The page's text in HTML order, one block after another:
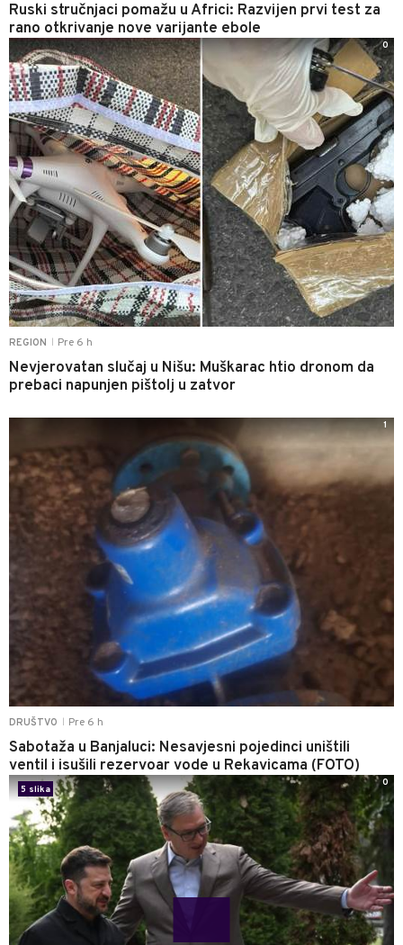
Ruski stručnjaci pomažu u Africi: Razvijen prvi test za
rano otkrivanje nove varijante ebole
REGION Pre 6 h
Nevjerovatan slučaj u Nišu: Muškarac htio dronom da
prebaci napunjen pištolj u zatvor
0
DRUŠTVO Pre 6 h
Sabotaža u Banjaluci: Nesavjesni pojedinci uništili
ventil i isušili rezervoar vode u Rekavicama (FOTO)
1
5 slika
0